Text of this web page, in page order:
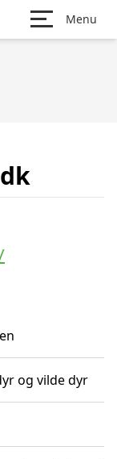
Menu
og vilde dyr